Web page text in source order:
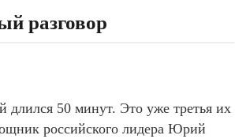
разговор
50 минут. Это уже третья их
российского лидера Юрий